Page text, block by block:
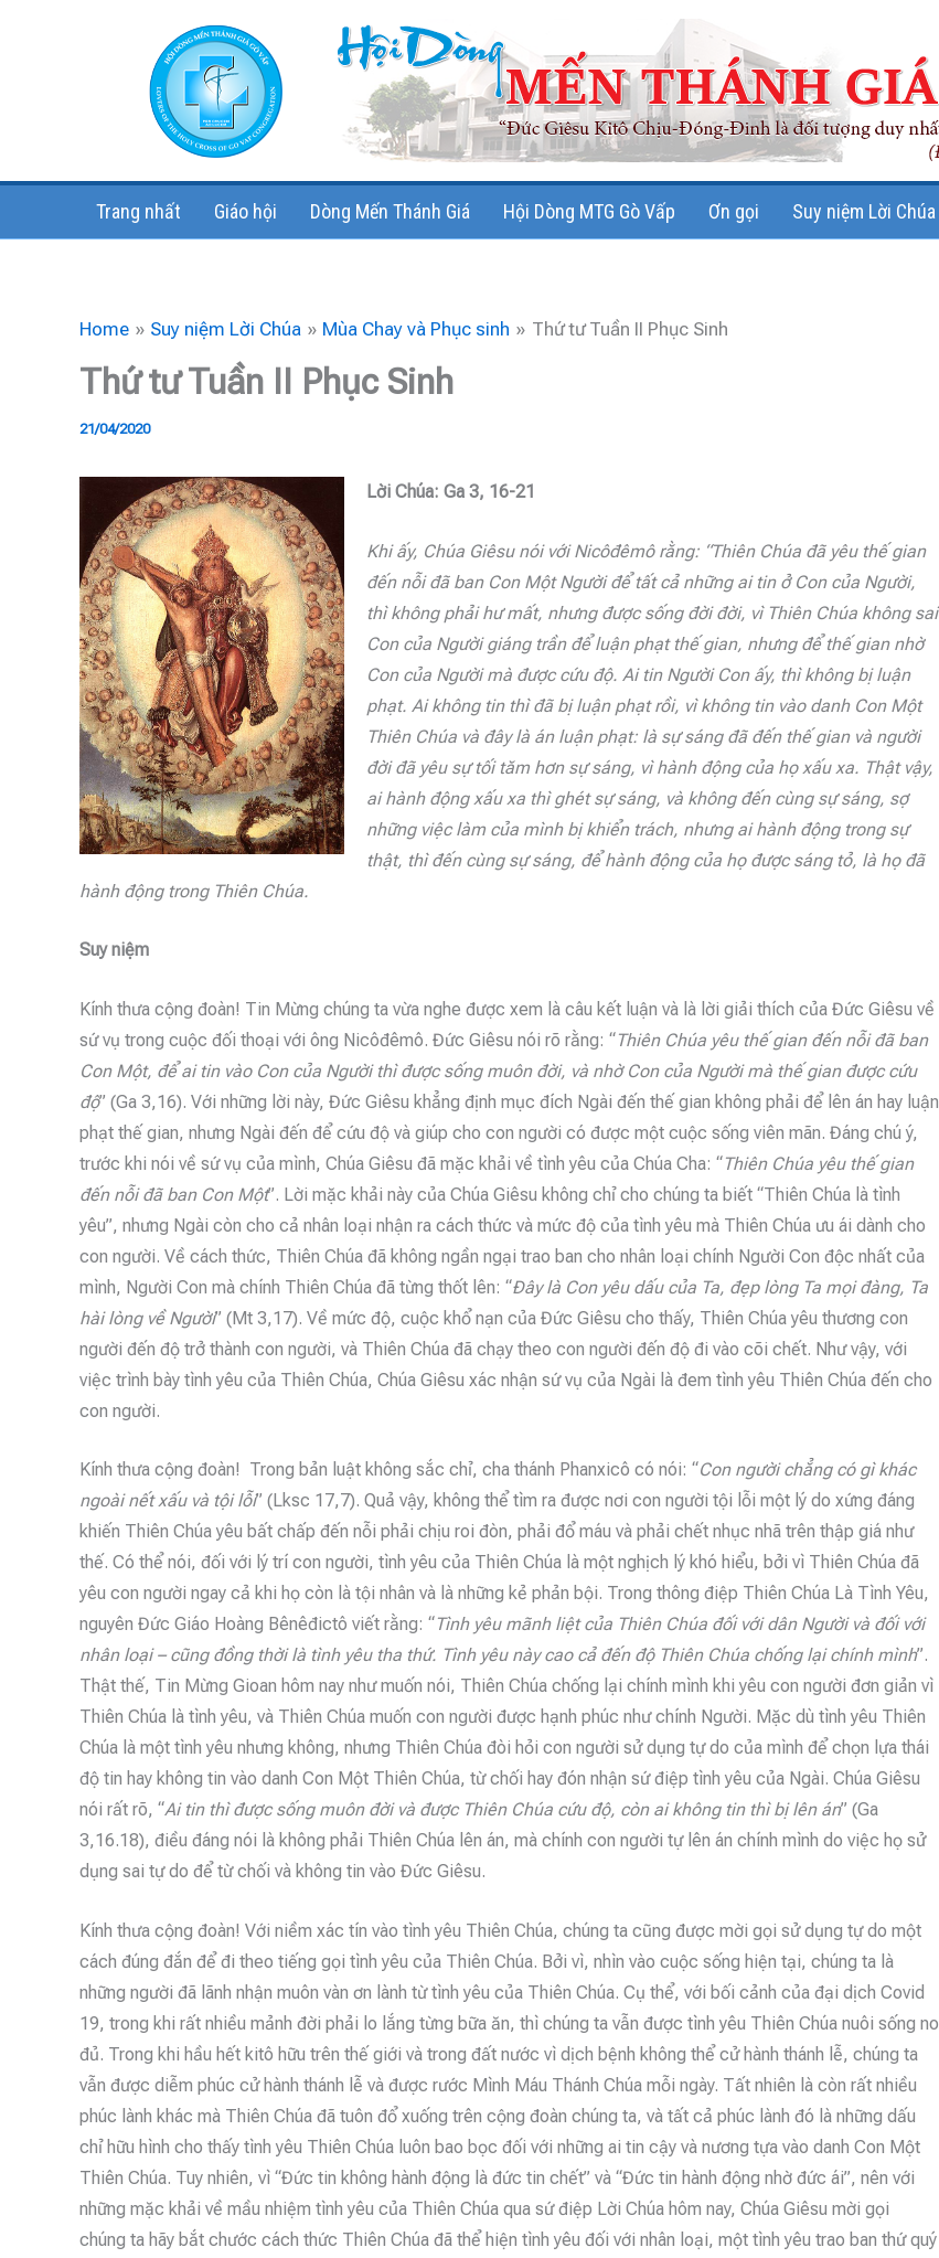
Trang nhất Giáo hội Dòng Mến Thánh Giá Hội Dòng MTG Gò Vấp Ơn gọi Suy niệm Lời Chúa
Home Suy niệm Lời Chúa Mùa Chay và Phục sinh Thứ tư Tuần II Phục Sinh
Thứ tư Tuần II Phục Sinh
21/04/2020
Lời Chúa: Ga 3, 16-21
Khi ấy, Chúa Giêsu nói với Nicôđêmô rằng: “Thiên Chúa đã yêu thế gian
đến nỗi đã ban Con Một Người để tất cả những ai tin ở Con của Người,
thì không phải hư mất, nhưng được sống đời đời, vì Thiên Chúa không sai
Con của Người giáng trần để luận phạt thế gian, nhưng để thế gian nhờ
Con của Người mà được cứu độ. Ai tin Người Con ấy, thì không bị luận
phạt. Ai không tin thì đã bị luận phạt rồi, vì không tin vào danh Con Một
Thiên Chúa và đây là án luận phạt: là sự sáng đã đến thế gian và người
đời đã yêu sự tối tăm hơn sự sáng, vì hành động của họ xấu xa. Thật vậy,
ai hành động xấu xa thì ghét sự sáng, và không đến cùng sự sáng, sợ
những việc làm của mình bị khiển trách, nhưng ai hành động trong sự
thật, thì đến cùng sự sáng, để hành động của họ được sáng tỏ, là họ đã
hành động trong Thiên Chúa.
Suy niệm
Kính thưa cộng đoàn! Tin Mừng chúng ta vừa nghe được xem là câu kết luận và là lời giải thích của Đức Giêsu về
sứ vụ trong cuộc đối thoại với ông Nicôđêmô. Đức Giêsu nói rõ rằng: “Thiên Chúa yêu thế gian đến nỗi đã ban
Con Một, để ai tin vào Con của Người thì được sống muôn đời, và nhờ Con của Người mà thế gian được cứu
độ” (Ga 3,16). Với những lời này, Đức Giêsu khẳng định mục đích Ngài đến thế gian không phải để lên án hay luận
phạt thế gian, nhưng Ngài đến để cứu độ và giúp cho con người có được một cuộc sống viên mãn. Đáng chú ý,
trước khi nói về sứ vụ của mình, Chúa Giêsu đã mặc khải về tình yêu của Chúa Cha: “Thiên Chúa yêu thế gian
đến nỗi đã ban Con Một”. Lời mặc khải này của Chúa Giêsu không chỉ cho chúng ta biết “Thiên Chúa là tình
yêu”, nhưng Ngài còn cho cả nhân loại nhận ra cách thức và mức độ của tình yêu mà Thiên Chúa ưu ái dành cho
con người. Về cách thức, Thiên Chúa đã không ngần ngại trao ban cho nhân loại chính Người Con độc nhất của
mình, Người Con mà chính Thiên Chúa đã từng thốt lên: “Đây là Con yêu dấu của Ta, đẹp lòng Ta mọi đàng, Ta
hài lòng về Người” (Mt 3,17). Về mức độ, cuộc khổ nạn của Đức Giêsu cho thấy, Thiên Chúa yêu thương con
người đến độ trở thành con người, và Thiên Chúa đã chạy theo con người đến độ đi vào cõi chết. Như vậy, với
việc trình bày tình yêu của Thiên Chúa, Chúa Giêsu xác nhận sứ vụ của Ngài là đem tình yêu Thiên Chúa đến cho
con người.
Kính thưa cộng đoàn! Trong bản luật không sắc chỉ, cha thánh Phanxicô có nói: “Con người chẳng có gì khác
ngoài nết xấu và tội lỗi” (Lksc 17,7). Quả vậy, không thể tìm ra được nơi con người tội lỗi một lý do xứng đáng
khiến Thiên Chúa yêu bất chấp đến nỗi phải chịu roi đòn, phải đổ máu và phải chết nhục nhã trên thập giá như
thế. Có thể nói, đối với lý trí con người, tình yêu của Thiên Chúa là một nghịch lý khó hiểu, bởi vì Thiên Chúa đã
yêu con người ngay cả khi họ còn là tội nhân và là những kẻ phản bội. Trong thông điệp Thiên Chúa Là Tình Yêu,
nguyên Đức Giáo Hoàng Bênêđictô viết rằng: “Tình yêu mãnh liệt của Thiên Chúa đối với dân Người và đối với
nhân loại – cũng đồng thời là tình yêu tha thứ. Tình yêu này cao cả đến độ Thiên Chúa chống lại chính mình”.
Thật thế, Tin Mừng Gioan hôm nay như muốn nói, Thiên Chúa chống lại chính mình khi yêu con người đơn giản vì
Thiên Chúa là tình yêu, và Thiên Chúa muốn con người được hạnh phúc như chính Người. Mặc dù tình yêu Thiên
Chúa là một tình yêu nhưng không, nhưng Thiên Chúa đòi hỏi con người sử dụng tự do của mình để chọn lựa thái
độ tin hay không tin vào danh Con Một Thiên Chúa, từ chối hay đón nhận sứ điệp tình yêu của Ngài. Chúa Giêsu
nói rất rõ, “Ai tin thì được sống muôn đời và được Thiên Chúa cứu độ, còn ai không tin thì bị lên án” (Ga
3,16.18), điều đáng nói là không phải Thiên Chúa lên án, mà chính con người tự lên án chính mình do việc họ sử
dụng sai tự do để từ chối và không tin vào Đức Giêsu.
Kính thưa cộng đoàn! Với niềm xác tín vào tình yêu Thiên Chúa, chúng ta cũng được mời gọi sử dụng tự do một
cách đúng đắn để đi theo tiếng gọi tình yêu của Thiên Chúa. Bởi vì, nhìn vào cuộc sống hiện tại, chúng ta là
những người đã lãnh nhận muôn vàn ơn lành từ tình yêu của Thiên Chúa. Cụ thể, với bối cảnh của đại dịch Covid
19, trong khi rất nhiều mảnh đời phải lo lắng từng bữa ăn, thì chúng ta vẫn được tình yêu Thiên Chúa nuôi sống no
đủ. Trong khi hầu hết kitô hữu trên thế giới và trong đất nước vì dịch bệnh không thể cử hành thánh lễ, chúng ta
vẫn được diễm phúc cử hành thánh lễ và được rước Mình Máu Thánh Chúa mỗi ngày. Tất nhiên là còn rất nhiều
phúc lành khác mà Thiên Chúa đã tuôn đổ xuống trên cộng đoàn chúng ta, và tất cả phúc lành đó là những dấu
chỉ hữu hình cho thấy tình yêu Thiên Chúa luôn bao bọc đối với những ai tin cậy và nương tựa vào danh Con Một
Thiên Chúa. Tuy nhiên, vì “Đức tin không hành động là đức tin chết” và “Đức tin hành động nhờ đức ái”, nên với
những mặc khải về mầu nhiệm tình yêu của Thiên Chúa qua sứ điệp Lời Chúa hôm nay, Chúa Giêsu mời gọi
chúng ta hãy bắt chước cách thức Thiên Chúa đã thể hiện tình yêu đối với nhân loại, một tình yêu trao ban thứ quý